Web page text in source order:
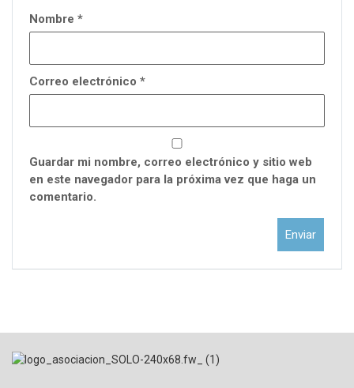
Nombre *
Correo electrónico *
Guardar mi nombre, correo electrónico y sitio web
en este navegador para la próxima vez que haga un
comentario.